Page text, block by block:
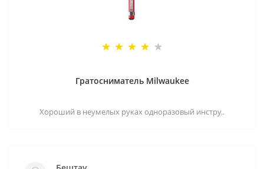
Гратосниматель Milwaukee
Хороший в неумелых руках одноразовый инстру..